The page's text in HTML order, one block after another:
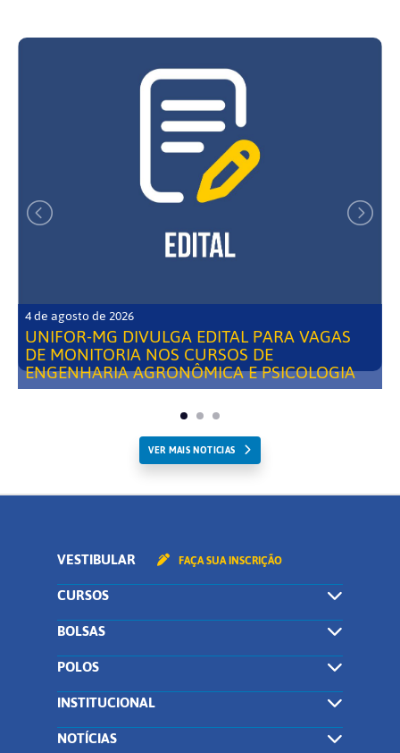
4 de agosto de 2026
UNIFOR-MG DIVULGA EDITAL PARA VAGAS
DE MONITORIA NOS CURSOS DE
ENGENHARIA AGRONÔMICA E PSICOLOGIA
VER MAIS NOTICIAS
VESTIBULAR FAÇA SUA INSCRIÇÃO
CURSOS
BOLSAS
POLOS
INSTITUCIONAL
NOTÍCIAS